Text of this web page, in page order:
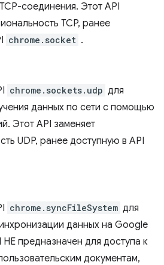
соединения. Этот API
TCP, ранее
chrome.socket .
chrome.sockets.udp для
данных по сети с помощью
Этот API заменяет
UDP, ранее доступную в API
chrome.syncFileSystem для
данных на Google
предназначен для доступа к
документам,